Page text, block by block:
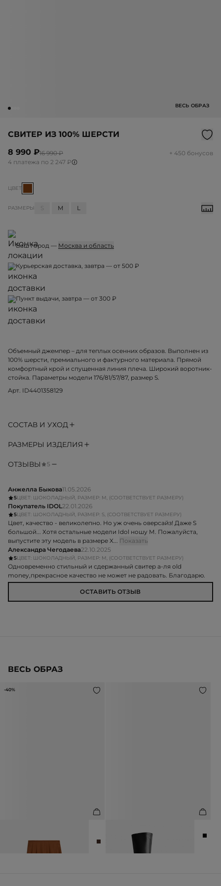
ВЕСЬ ОБРАЗ
СВИТЕР ИЗ 100% ШЕРСТИ
8 990 ₽16 990 ₽
+ 450 бонусов
4 платежа по 2 247 ₽
ЦВЕТ
РАЗМЕРЫ M L
Ваш город — Москва и область
Курьерская доставка, завтра — от 500 ₽
Пункт выдачи, завтра — от 300 ₽
Объемный джемпер – для теплых осенних образов. Выполнен из
100% шерсти, премиального и фактурного материала. Прямой
комфортный крой и спущенная линия плеча. Широкий воротник-
стойка. Параметры модели 176/81/57/87, размер S.
Арт. ID4401358129
СОСТАВ И УХОД
РАЗМЕРЫ ИЗДЕЛИЯ
ОТЗЫВЫ 5
Анжелла Быкова11.05.2026
5ЦВЕТ: ШОКОЛАДНЫЙ, РАЗМЕР: M, (СООТВЕТСТВУЕТ РАЗМЕРУ)
Покупатель IDOL22.01.2026
5ЦВЕТ: ШОКОЛАДНЫЙ, РАЗМЕР: S, (СООТВЕТСТВУЕТ РАЗМЕРУ)
Цвет, качество - великолепно. Но уж очень оверсайз! Даже S
большой... Хотя остальные модели Idol ношу М. Пожалуйста,
выпустите эту модель в размере X... Показать
Александра Чегодаева22.10.2025
5ЦВЕТ: ШОКОЛАДНЫЙ, РАЗМЕР: M, (СООТВЕТСТВУЕТ РАЗМЕРУ)
Одновременно стильный и сдержанный свитер а-ля old
money,прекрасное качество не может не радовать. Благодарю.
ОСТАВИТЬ ОТЗЫВ
ВЕСЬ ОБРАЗ
-40%
14 990 ₽
35 990 ₽